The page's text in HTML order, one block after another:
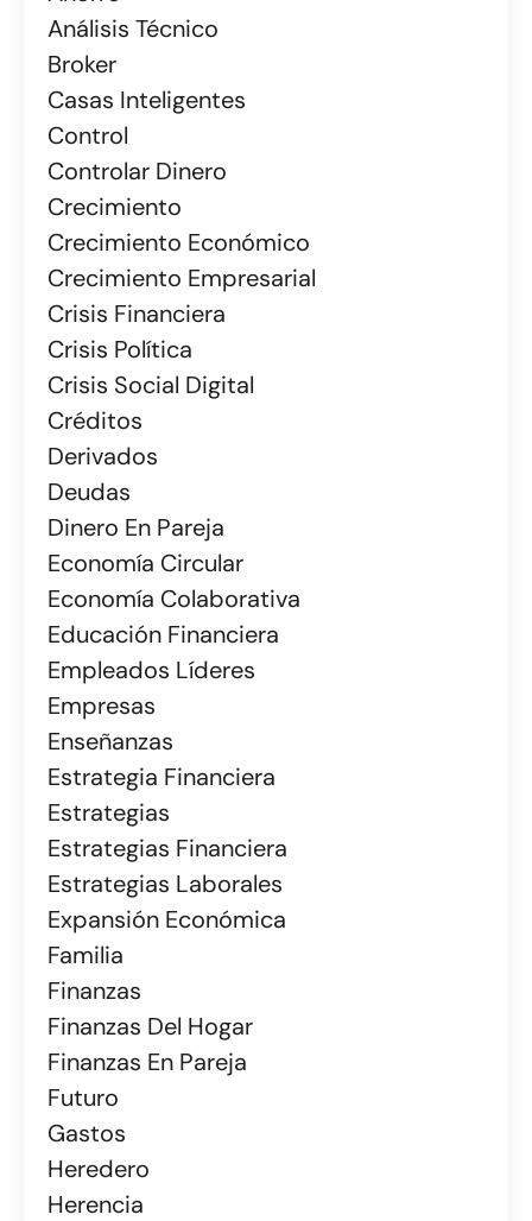
Análisis Técnico
Broker
Casas Inteligentes
Control
Controlar Dinero
Crecimiento
Crecimiento Económico
Crecimiento Empresarial
Crisis Financiera
Crisis Política
Crisis Social Digital
Créditos
Derivados
Deudas
Dinero En Pareja
Economía Circular
Economía Colaborativa
Educación Financiera
Empleados Líderes
Empresas
Enseñanzas
Estrategia Financiera
Estrategias
Estrategias Financiera
Estrategias Laborales
Expansión Económica
Familia
Finanzas
Finanzas Del Hogar
Finanzas En Pareja
Futuro
Gastos
Heredero
Herencia